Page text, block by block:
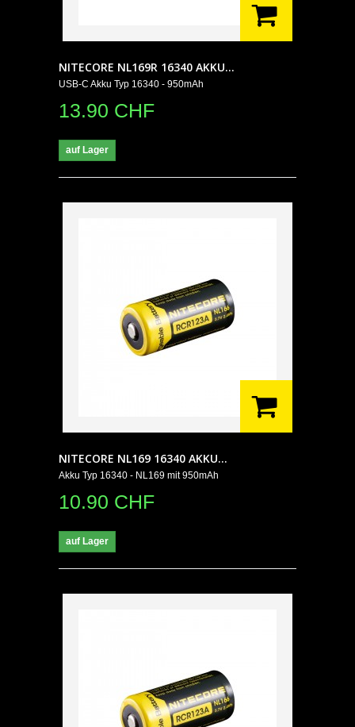
NITECORE NL169R 16340 AKKU...
USB-C Akku Typ 16340 - 950mAh
13.90 CHF
auf Lager
NITECORE NL169 16340 AKKU...
Akku Typ 16340 - NL169 mit 950mAh
10.90 CHF
auf Lager